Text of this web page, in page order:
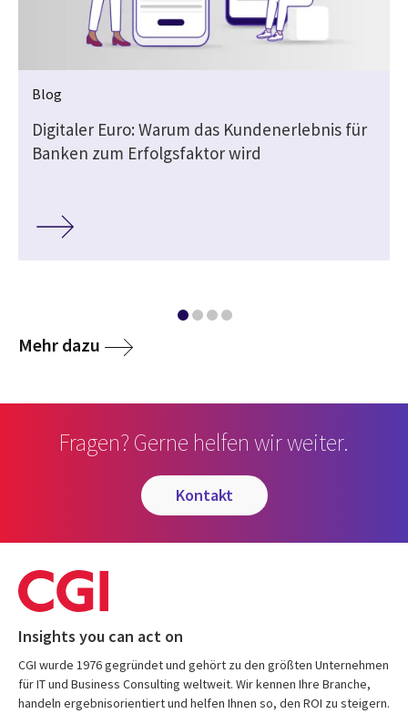
Blog
Digitaler Euro: Warum das Kundenerlebnis für
Banken zum Erfolgsfaktor wird
Mehr dazu
Fragen? Gerne helfen wir weiter.
kontakt
Insights you can act on
CGI wurde 1976 gegründet und gehört zu den größten Unternehmen
für IT und Business Consulting weltweit. Wir kennen Ihre Branche,
handeln ergebnisorientiert und helfen Ihnen so, den ROI zu steigern.